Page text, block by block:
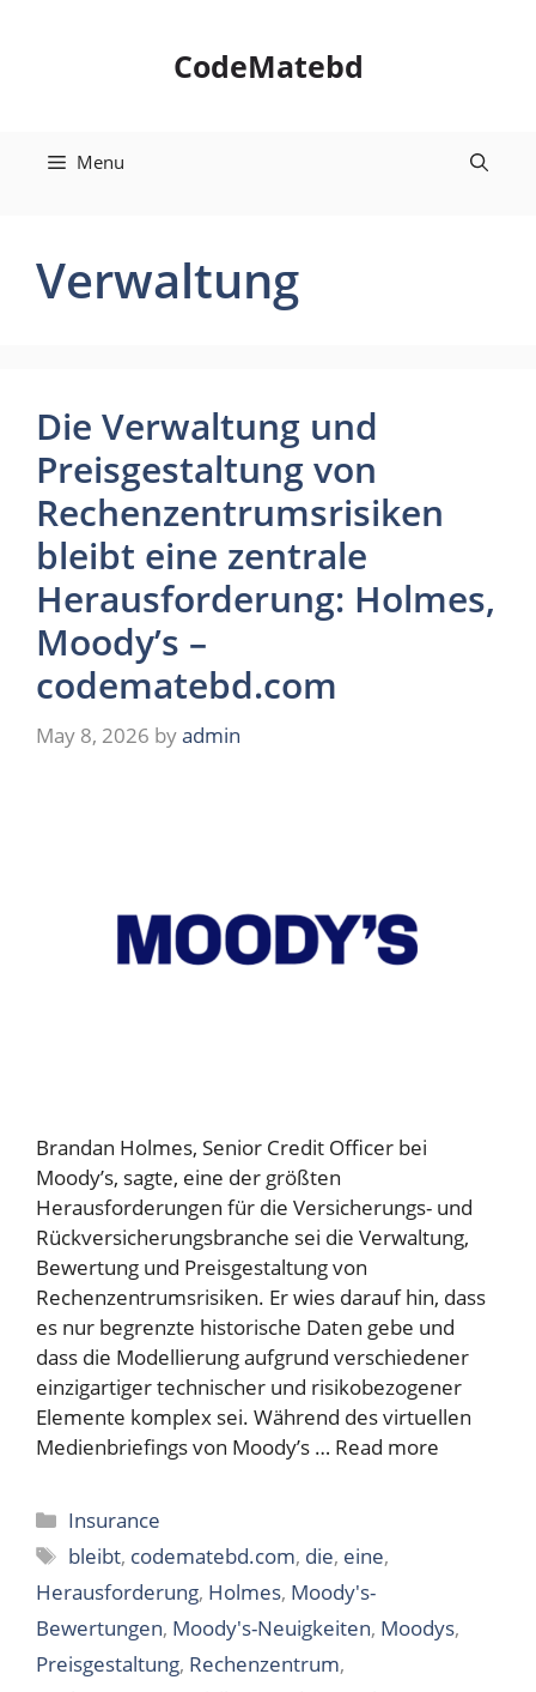
CodeMatebd
Menu
Verwaltung
Die Verwaltung und
Preisgestaltung von
Rechenzentrumsrisiken
bleibt eine zentrale
Herausforderung: Holmes,
Moody’s –
codematebd.com
May 8, 2026 byadmin
Brandan Holmes, Senior Credit Officer bei
Moody’s, sagte, eine der größten
Herausforderungen für die Versicherungs- und
Rückversicherungsbranche sei die Verwaltung,
Bewertung und Preisgestaltung von
Rechenzentrumsrisiken. Er wies darauf hin, dass
es nur begrenzte historische Daten gebe und
dass die Modellierung aufgrund verschiedener
einzigartiger technischer und risikobezogener
Elemente komplex sei. Während des virtuellen
Medienbriefings von Moody’s … Read more
Categories
Insurance
Tags
bleibt, codematebd.com, die, eine,
Herausforderung, Holmes, Moody's-
Bewertungen, Moody's-Neuigkeiten, Moodys,
Preisgestaltung, Rechenzentrum,